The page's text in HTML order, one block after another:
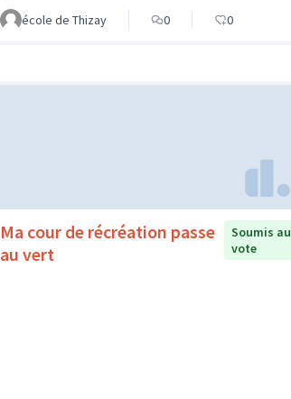
école de Thizay 0 0
Ma cour de récréation passe
au vert
Soumis au
vote